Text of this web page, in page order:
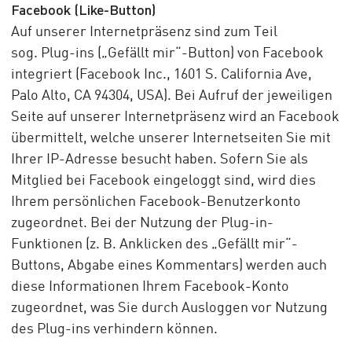
Facebook (Like-Button)
Auf unserer Internetpräsenz sind zum Teil
sog. Plug-ins („Gefällt mir“-Button) von Facebook
integriert (Facebook Inc., 1601 S. California Ave,
Palo Alto, CA 94304, USA). Bei Aufruf der jeweiligen
Seite auf unserer Internetpräsenz wird an Facebook
übermittelt, welche unserer Internetseiten Sie mit
Ihrer IP-Adresse besucht haben. Sofern Sie als
Mitglied bei Facebook eingeloggt sind, wird dies
Ihrem persönlichen Facebook-Benutzerkonto
zugeordnet. Bei der Nutzung der Plug-in-
Funktionen (z. B. Anklicken des „Gefällt mir“-
Buttons, Abgabe eines Kommentars) werden auch
diese Informationen Ihrem Facebook-Konto
zugeordnet, was Sie durch Ausloggen vor Nutzung
des Plug-ins verhindern können.